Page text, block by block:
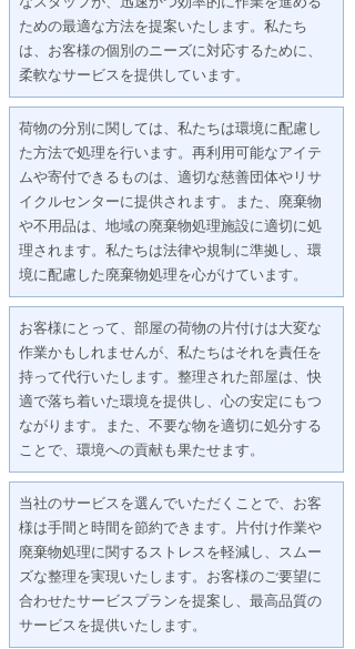
ための最適な方法を提案いたします。私たち
は、お客様の個別のニーズに対応するために、
柔軟なサービスを提供しています。
荷物の分別に関しては、私たちは環境に配慮し
た方法で処理を行います。再利用可能なアイテ
ムや寄付できるものは、適切な慈善団体やリサ
イクルセンターに提供されます。また、廃棄物
や不用品は、地域の廃棄物処理施設に適切に処
理されます。私たちは法律や規制に準拠し、環
境に配慮した廃棄物処理を心がけています。
お客様にとって、部屋の荷物の片付けは大変な
作業かもしれませんが、私たちはそれを責任を
持って代行いたします。整理された部屋は、快
適で落ち着いた環境を提供し、心の安定にもつ
ながります。また、不要な物を適切に処分する
ことで、環境への貢献も果たせます。
当社のサービスを選んでいただくことで、お客
様は手間と時間を節約できます。片付け作業や
廃棄物処理に関するストレスを軽減し、スムー
ズな整理を実現いたします。お客様のご要望に
合わせたサービスプランを提案し、最高品質の
サービスを提供いたします。